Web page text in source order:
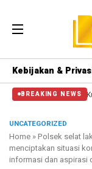
Kebijakan &
BREAKING NEWS
Semoga Aparat
UNCATEGORIZED
Home »Polsek selat
menciptakan situasi
informasi dan aspirasi